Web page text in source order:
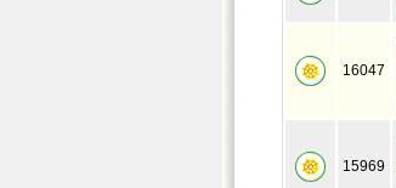
16047
15969